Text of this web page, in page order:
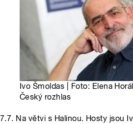
Ivo Šmoldas | Foto: Elena
Český rozhlas
7.7. Na větvi s Halinou. Hosty jsou